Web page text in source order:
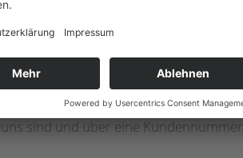
Mehr über badpunkt
Sämtliche Produkte, die Sie in unserer
präsentierten Produkte, können über
uns sind und über eine Kundennummer